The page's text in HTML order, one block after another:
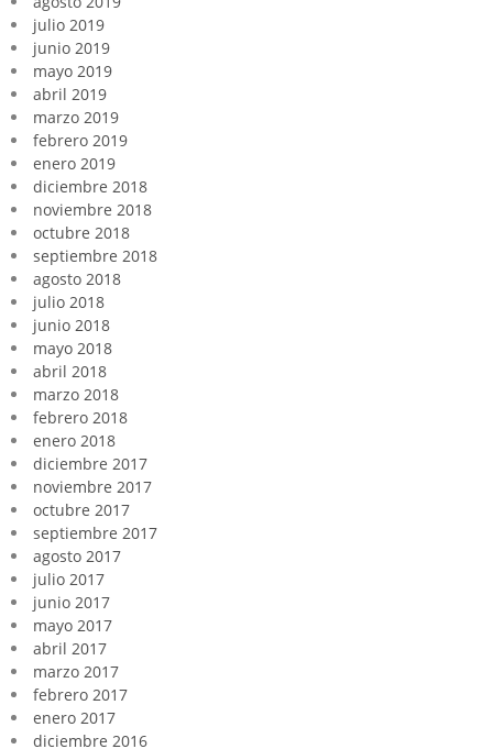
julio 2019
junio 2019
mayo 2019
abril 2019
marzo 2019
febrero 2019
enero 2019
diciembre 2018
noviembre 2018
octubre 2018
septiembre 2018
agosto 2018
julio 2018
junio 2018
mayo 2018
abril 2018
marzo 2018
febrero 2018
enero 2018
diciembre 2017
noviembre 2017
octubre 2017
septiembre 2017
agosto 2017
julio 2017
junio 2017
mayo 2017
abril 2017
marzo 2017
febrero 2017
enero 2017
diciembre 2016